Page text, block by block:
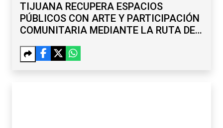
TIJUANA RECUPERA ESPACIOS
PÚBLICOS CON ARTE Y PARTICIPACIÓN
COMUNITARIA MEDIANTE LA RUTA DE